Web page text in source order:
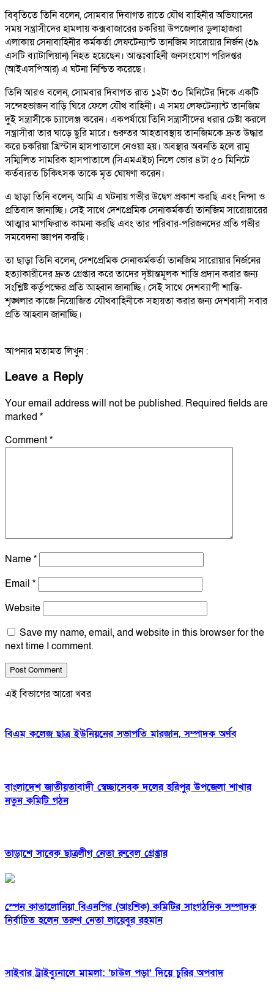
বিবৃতিতে তিনি বলেন, সোমবার দিবাগত রাতে যৌথ বাহিনীর অভিযানের
সময় সন্ত্রাসীদের হামলায় কক্সবাজারের চকরিয়া উপজেলার ডুলাহাজরা
এলাকায় সেনাবাহিনীর কর্মকর্তা লেফটেন্যান্ট তানজিম সারোয়ার নির্জন (৩৯
এসটি ব্যাটালিয়ান) নিহত হয়েছেন। আন্তঃবাহিনী জনসংযোগ পরিদপ্তর
(আইএসপিআর) এ ঘটনা নিশ্চিত করেছে।
তিনি আরও বলেন, সোমবার দিবাগত রাত ১২টা ৩০ মিনিটের দিকে একটি
সন্দেহভাজন বাড়ি ঘিরে ফেলে যৌথ বাহিনী। এ সময় লেফটেন্যান্ট তানজিম
দুই সন্ত্রাসীকে চ্যালেঞ্জ করেন। একপর্যায়ে তিনি সন্ত্রাসীদের ধরার চেষ্টা করলে
সন্ত্রাসীরা তার ঘাড়ে ছুরি মারে। গুরুতর আহতাবস্থায় তানজিমকে দ্রুত উদ্ধার
করে চকরিয়া খ্রিস্টান হাসপাতালে নেওয়া হয়। অবস্থার অবনতি হলে রামু
সম্মিলিত সামরিক হাসপাতালে (সিএমএইচ) নিলে ভোর ৪টা ৫০ মিনিটে
কর্তব্যরত চিকিৎসক তাকে মৃত ঘোষণা করেন।
এ ছাড়া তিনি বলেন, আমি এ ঘটনায় গভীর উদ্বেগ প্রকাশ করছি এবং নিন্দা ও
প্রতিবাদ জানাচ্ছি। সেই সাথে দেশপ্রেমিক সেনাকর্মকর্তা তানজিম সারোয়ারের
আত্মার মাগফিরাত কামনা করছি এবং তার পরিবার-পরিজনদের প্রতি গভীর
সমবেদনা জ্ঞাপন করছি।
তা ছাড়া তিনি বলেন, দেশপ্রেমিক সেনাকর্মকর্তা তানজিম সারোয়ার নির্জনের
হত্যাকারীদের দ্রুত গ্রেপ্তার করে তাদের দৃষ্টান্তমূলক শাস্তি প্রদান করার জন্য
সংশ্লিষ্ট কর্তৃপক্ষের প্রতি আহ্বান জানাচ্ছি। সেই সাথে দেশব্যাপী শান্তি-
শৃঙ্খলার কাজে নিয়োজিত যৌথবাহিনীকে সহায়তা করার জন্য দেশবাসী সবার
প্রতি আহ্বান জানাচ্ছি।
আপনার মতামত লিখুন :
Leave a Reply
Your email address will not be published. Required fields are
marked *
Comment*
Name*
Email *
Website
Save my name, email, and website in this browser for the
next time I comment.
এই বিভাগের আরো খবর
বিএম কলেজ ছাত্র ইউনিয়নের সভাপতি মারজান, সম্পাদক অর্ণব
বাংলাদেশ জাতীয়তাবাদী স্বেচ্ছাসেবক দলের হরিপুর উপজেলা শাখার
নতুন কমিটি গঠন
তাড়াশে সাবেক ছাত্রলীগ নেতা রুবেল গ্রেপ্তার
স্পেন কাতালোনিয়া বিএনপির (আংশিক) কমিটির সাংগঠনিক সম্পাদক
নির্বাচিত হলেন তরুণ নেতা লায়েবুর রহমান
সাইবার ট্রাইব্যুনালে মামলা: ‘চাউল পড়া’ দিয়ে চুরির অপবাদ